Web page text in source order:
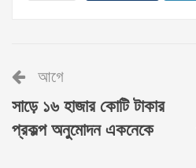
আগে
সাড়ে ১৬ হাজার কোটি টাকার
প্রকল্প অনুমোদন একনেকে